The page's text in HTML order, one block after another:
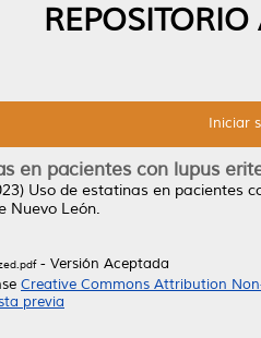
Iniciar
en pacientes con lupus
Uso de estatinas en pacientes
Nuevo León.
- Versión Aceptada
Creative Commons Attribution
previa